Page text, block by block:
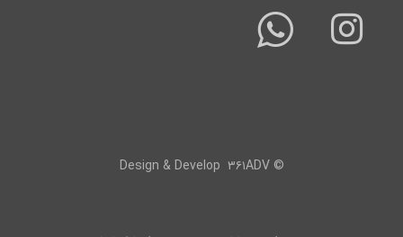
© Design & Develop۳۶۱ADV